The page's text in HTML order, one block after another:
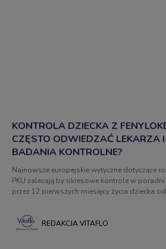
KONTROLA DZIECKA Z
CZĘSTO ODWIEDZAĆ LEKARZA
BADANIA KONTROLNE?
Najnowsze europejskie wytyczne dotyczące
PKU zalecają by okresowe kontrole w
przez 12 pierwszych miesięcy życia dziecka
ma indywidualny harmonogram wizyt, nie
REDAKCJA VITAFLO